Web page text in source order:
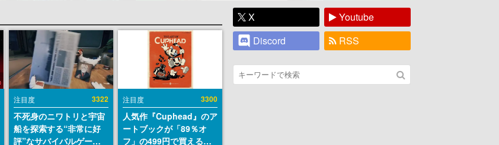
注目度 3322
不死身のニワトリと宇宙
船を探索する“非常に好
評”なサバイバルゲーム
注目度 3300
人気作『Cuphead』のア
ートブックが「89％オ
フ」の499円で買える破
X
Youtube
Discord
RSS